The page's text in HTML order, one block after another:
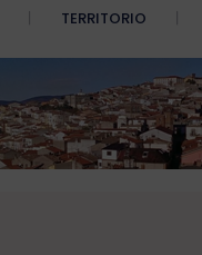
TERRITORIO